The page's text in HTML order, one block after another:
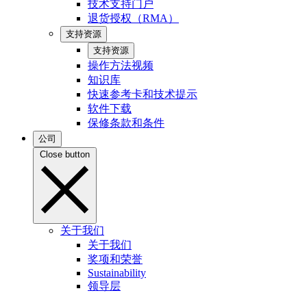
技术支持门户
退货授权（RMA）
支持资源
支持资源
操作方法视频
知识库
快速参考卡和技术提示
软件下载
保修条款和条件
公司
Close button
关于我们
关于我们
奖项和荣誉
Sustainability
领导层